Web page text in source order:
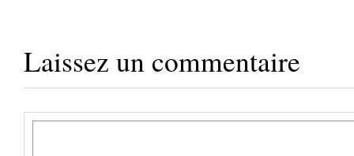
Laissez un commentaire